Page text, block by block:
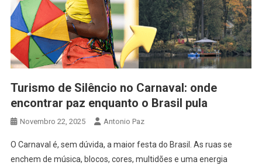
Turismo de Silêncio no Carnaval: onde
encontrar paz enquanto o Brasil pula
Novembro 22, 2025 Antonio Paz
O Carnaval é, sem dúvida, a maior festa do Brasil. As ruas se
enchem de música, blocos, cores, multidões e uma energia